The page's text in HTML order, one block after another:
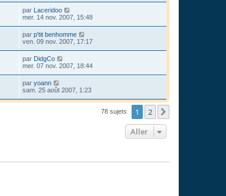
par Laceridoo
mer. 14 nov. 2007, 15:48
par p'tit benhomme
ven. 09 nov. 2007, 17:17
par DidgCo
mer. 07 nov. 2007, 18:44
par yoann
sam. 25 août 2007, 1:23
78 sujets 1 2
Aller